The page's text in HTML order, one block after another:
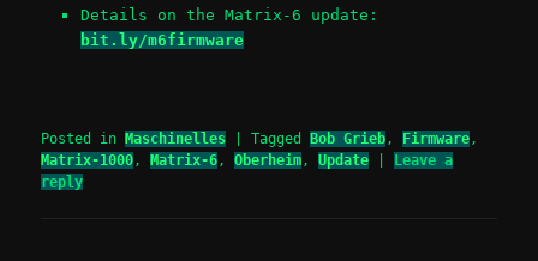
Details on the Matrix-6 update:
bit.ly/m6firmware
Posted in Maschinelles |Tagged Bob Grieb, Firmware,
Matrix-1000, Matrix-6,Oberheim,Update
Leave a
reply